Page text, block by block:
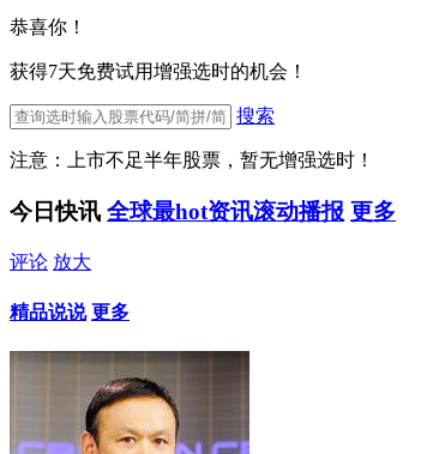
恭喜你！
获得7天免费试用增强选时的机会！
搜索
注意：上市不足半年股票，暂无增强选时！
今日快讯 全球最hot资讯滚动播报 更多
评论 放大
精品说说 更多